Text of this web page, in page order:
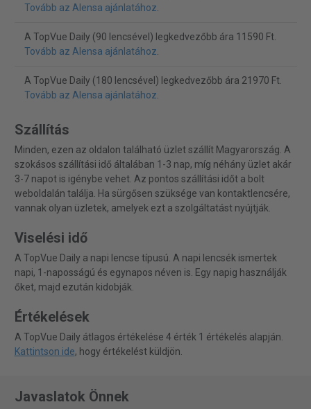
Tovább az Alensa ajánlatához.
A TopVue Daily (90 lencsével) legkedvezőbb ára 11590 Ft.
Tovább az Alensa ajánlatához.
A TopVue Daily (180 lencsével) legkedvezőbb ára 21970 Ft.
Tovább az Alensa ajánlatához.
Szállítás
Minden, ezen az oldalon található üzlet szállít Magyarország. A
szokásos szállítási idő általában 1-3 nap, míg néhány üzlet akár
3-7 napot is igénybe vehet. Az pontos szállítási időt a bolt
weboldalán találja. Ha sürgősen szüksége van kontaktlencsére,
vannak olyan üzletek, amelyek ezt a szolgáltatást nyújtják.
Viselési idő
A TopVue Daily a napi lencse típusú. A napi lencsék ismertek
napi, 1-naposságú és egynapos néven is. Egy napig használják
őket, majd ezután kidobják.
Értékelések
A TopVue Daily átlagos értékelése 4 érték 1 értékelés alapján.
Kattintson ide, hogy értékelést küldjön.
Javaslatok Önnek